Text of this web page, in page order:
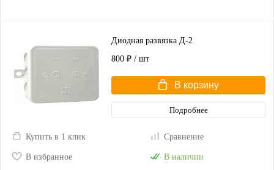
Диодная развязка Д-2
800 ₽ / шт
В корзину
Подробнее
Купить в 1 клик Сравнение
В избранное В наличии